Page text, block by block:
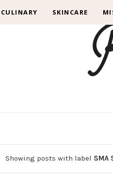
CULINARY SKINCARE
Showing posts with label SMA